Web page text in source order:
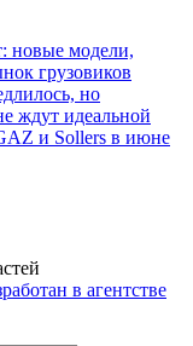
новые модели,
грузовиков
но
ждут идеальной
и Sollers в июне
в агентстве